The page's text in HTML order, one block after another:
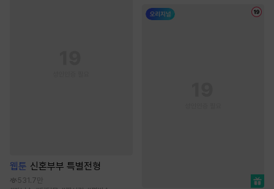
웹툰 신혼부부 특별전형
531.7만